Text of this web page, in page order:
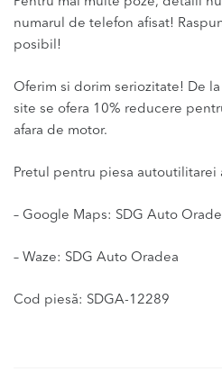
numarul de telefon afisat!
posibil!
Oferim si dorim seriozitate! De
site se ofera 10% reducere
afara de motor.
Pretul pentru piesa autoutilitarei
– Google Maps: SDG Auto
– Waze: SDG Auto Oradea
Cod piesă: SDGA-12289